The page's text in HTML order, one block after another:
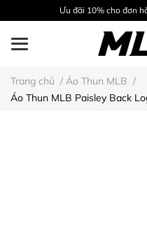
Ưu đãi 10% cho đơn
Trang chủ / Áo Thun MLB /
Áo Thun MLB Paisley Back